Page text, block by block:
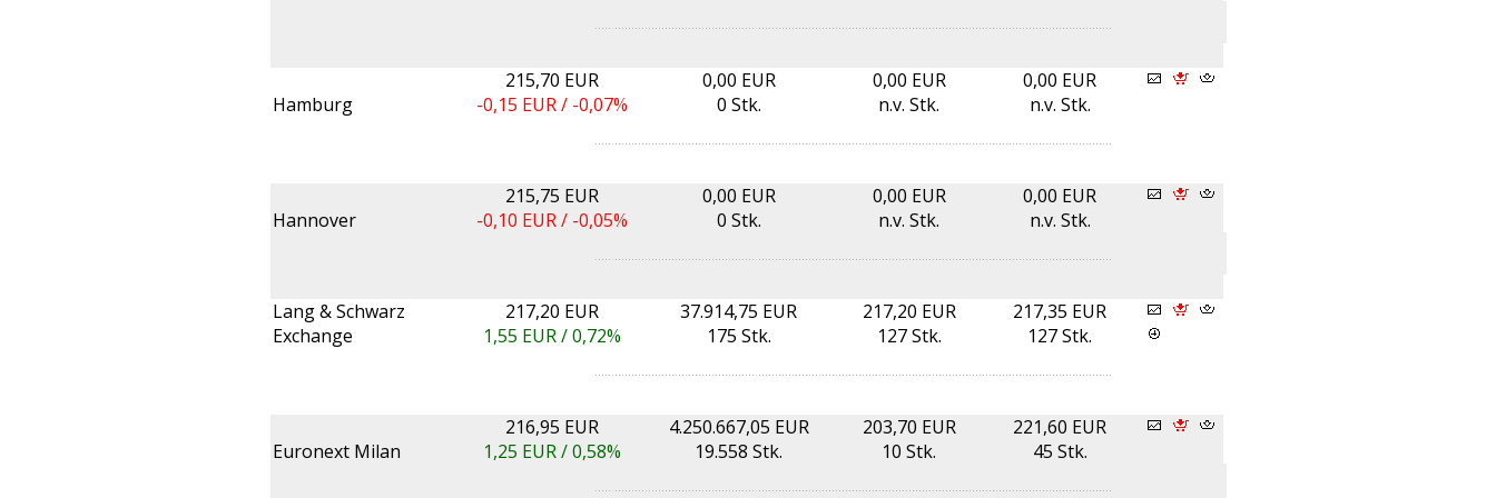
Hamburg
215,70 EUR
-0,15 EUR / -0,07%
0,00 EUR
0 Stk.
0,00 EUR
n.v. Stk.
0,00 EUR
n.v. Stk.
Hannover
215,75 EUR
-0,10 EUR / -0,05%
0,00 EUR
0 Stk.
0,00 EUR
n.v. Stk.
0,00 EUR
n.v. Stk.
Lang & Schwarz
Exchange
217,20 EUR
1,55 EUR /0,72%
37.914,75 EUR
175 Stk.
217,20 EUR
127 Stk.
217,35 EUR
127 Stk.
Euronext Milan
216,95 EUR
1,25 EUR /0,58%
4.250.667,05 EUR
19.558 Stk.
203,70 EUR
10 Stk.
221,60 EUR
45 Stk.